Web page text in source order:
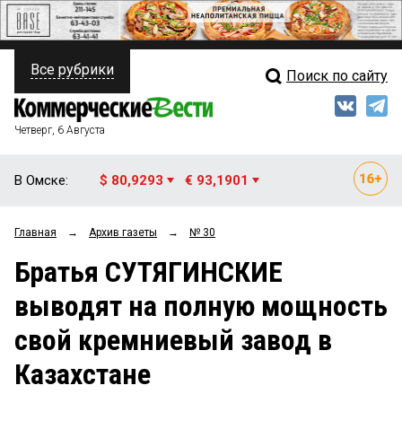
ПОЛИТИКА
ФИНАНСЫ
ОБЩЕСТВО
ЗАКОН
НОВОСТИ КОМПАНИЙ
Свежий выпуск
Рейтинги
Блоги
Архив
Все рубрики Поиск по сайту
Четверг, 6 Августа
В Омске: $ 80,9293 € 93,1901
Главная → Архив газеты → № 30
Братья СУТЯГИНСКИЕ
выводят на полную мощность
свой кремниевый завод в
Казахстане